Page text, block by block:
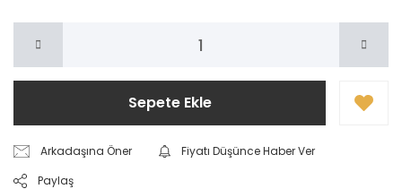
Sepete Ekle
Arkadaşına Öner
Fiyatı Düşünce Haber Ver
Paylaş